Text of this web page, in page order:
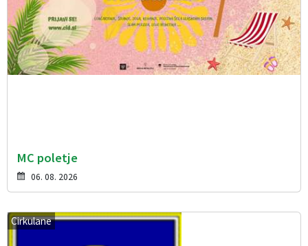
MC poletje
06. 08. 2026
Cirkulane